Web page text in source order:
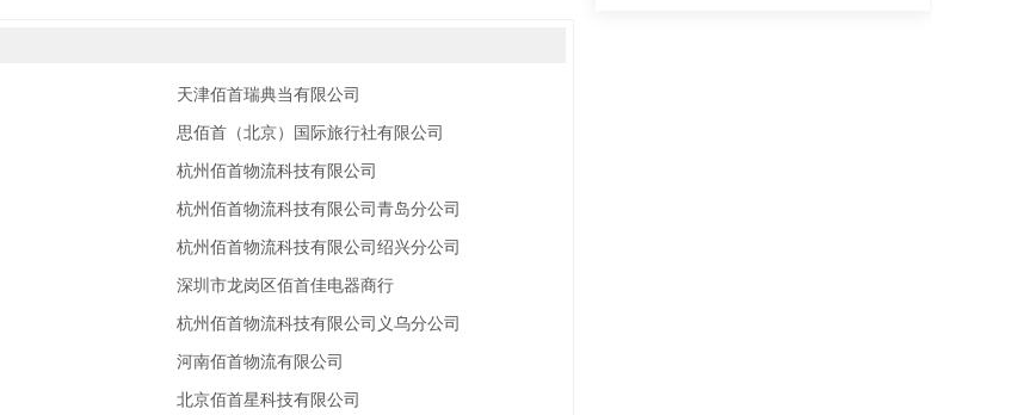
天津佰首瑞典当有限公司
思佰首（北京）国际旅行社有限公司
杭州佰首物流科技有限公司
杭州佰首物流科技有限公司青岛分公司
杭州佰首物流科技有限公司绍兴分公司
深圳市龙岗区佰首佳电器商行
杭州佰首物流科技有限公司义乌分公司
河南佰首物流有限公司
北京佰首星科技有限公司